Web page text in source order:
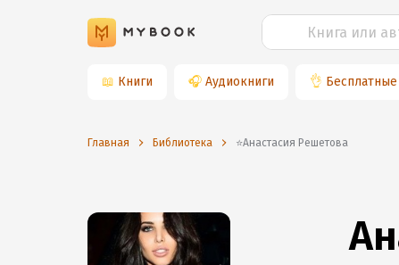
📖 Книги 🎧 Аудиокниги 👌
Главная Библиотека ⭐️Анастасия Решетова